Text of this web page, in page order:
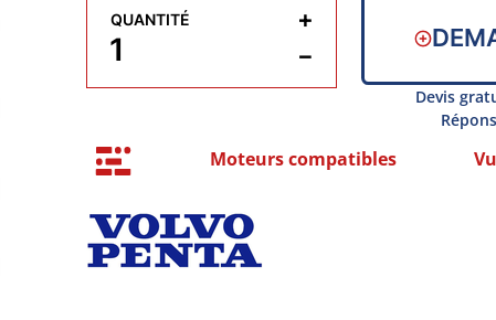
QUANTITÉ
−
+
Devis
Moteurs compatibles